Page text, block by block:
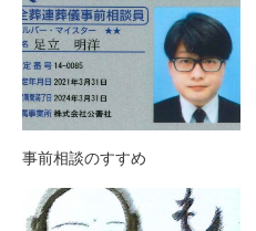
事前相談のすすめ